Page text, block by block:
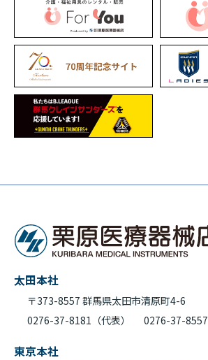
太田本社
〒373-8557 群馬県太田市清原町4-6
0276-37-8181（代表）
0276-37-8557
東京本社